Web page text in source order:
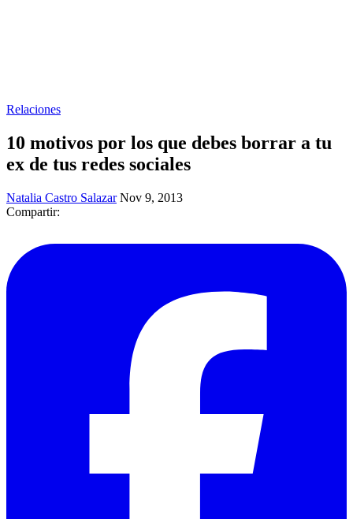
Relaciones
10 motivos por los que debes borrar a tu
ex de tus redes sociales
Natalia Castro Salazar Nov 9, 2013
Compartir: